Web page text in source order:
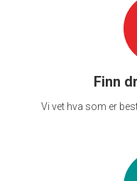
Finn
Vi vet hva som er